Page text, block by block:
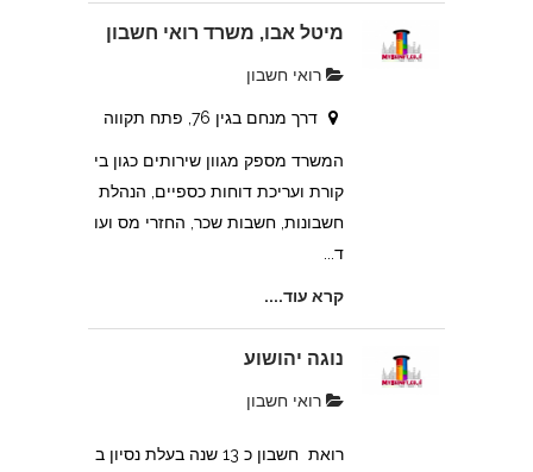
מיטל אבו, משרד רואי חשבון
רואי חשבון
דרך מנחם בגין 76, פתח תקווה
המשרד מספק מגוון שירותים כגון בי
קורת ועריכת דוחות כספיים, הנהלת
חשבונות, חשבות שכר, החזרי מס ועו
ד...
קרא עוד....
נוגה יהושוע
רואי חשבון
רואת חשבון כ 13 שנה בעלת נסיון ב